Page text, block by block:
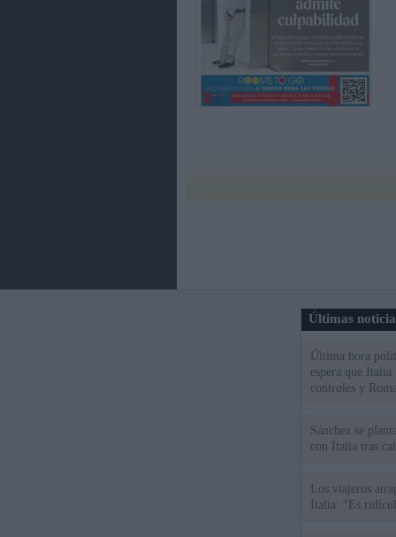
Últimas
Última hora
espera que
controles y
Sánchez se
con Italia tras
Los viajeros
Italia: “Es